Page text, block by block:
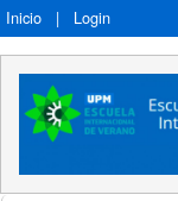
Inicio | Login